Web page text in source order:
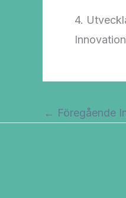
4.
← Föregående